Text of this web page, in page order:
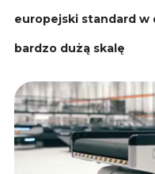
europejski standard
bardzo dużą skalę